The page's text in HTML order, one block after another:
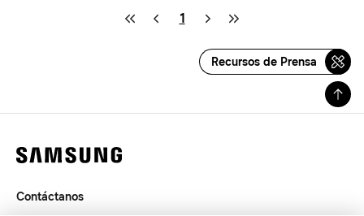
1
Recursos de Prensa
Contáctanos